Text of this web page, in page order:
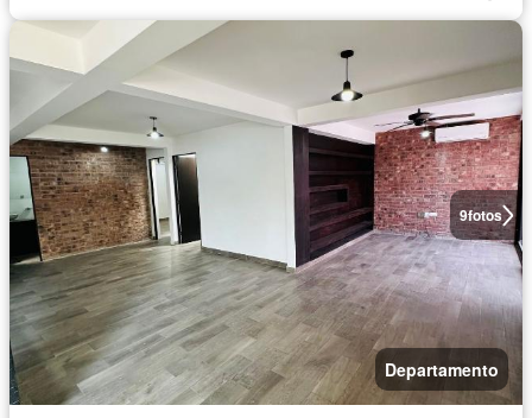
9fotos
Departamento